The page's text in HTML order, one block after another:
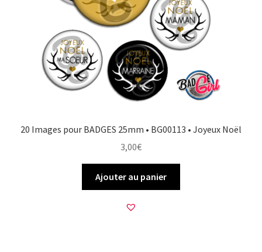
20 Images pour BADGES 25mm • BG00113 • Joyeux Noël
3,00€
Ajouter au panier